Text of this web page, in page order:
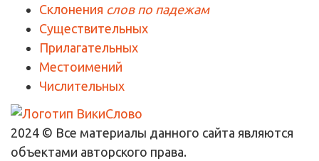
Склонения слов по падежам
Существительных
Прилагательных
Местоимений
Числительных
2024 © Все материалы данного сайта являются
объектами авторского права.